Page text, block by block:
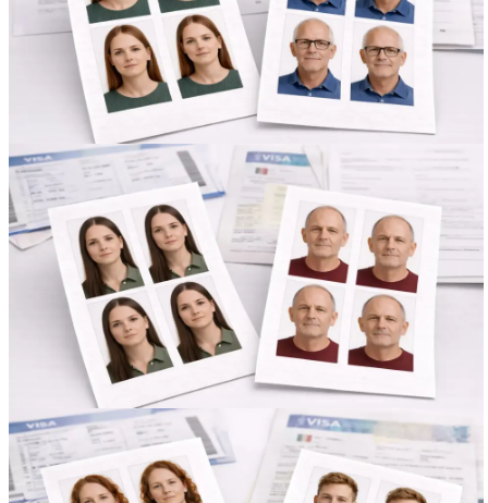
Вакансии
О компании
Написать директору
Арендодателям
Портфолио
Франшиза
Контакты